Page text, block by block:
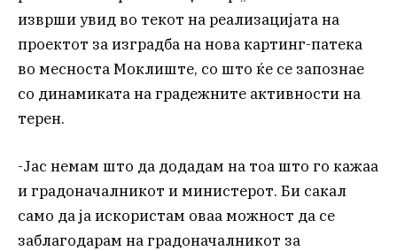
изврши увид во текот на реализацијата на
проектот за изградба на нова картинг-патека
во месноста Моклиште, со што ќе се запознае
со динамиката на градежните активности на
терен.
-Јас немам што да додадам на тоа што го кажаа
и градоначалникот и министерот. Би сакал
само да ја искористам оваа можност да се
заблагодарам на градоначалникот за